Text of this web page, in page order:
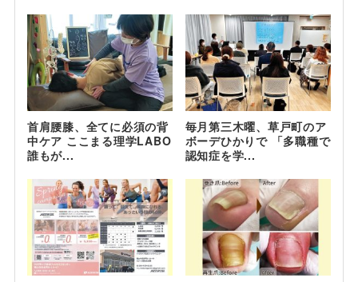
首肩腰膝、全てに必須の背
中ケア ここまる理学LABO
誰もが...
毎月第三木曜、草戸町のア
ボーデひかりで 「多職種で
認知症を学...